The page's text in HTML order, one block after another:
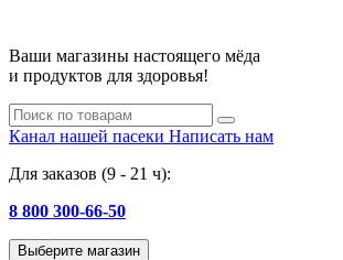
Ваши магазины настоящего мёда
и продуктов для здоровья!
Канал нашей пасеки Написать нам
Для заказов (9 - 21 ч):
8 800 300-66-50
Выберите магазин